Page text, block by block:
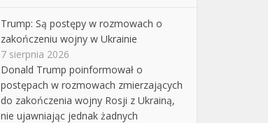
Trump: Są postępy w rozmowach o
zakończeniu wojny w Ukrainie
7 sierpnia 2026
Donald Trump poinformował o
postępach w rozmowach zmierzających
do zakończenia wojny Rosji z Ukrainą,
nie ujawniając jednak żadnych